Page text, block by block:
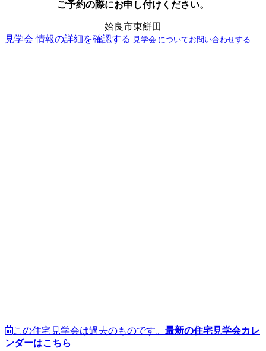
ご予約の際にお申し付けください。
姶良市東餅田
見学会 情報の詳細を確認する 見学会 についてお問い合わせする
この住宅見学会は過去のものです。 最新の住宅見学会カレ
ンダーはこちら